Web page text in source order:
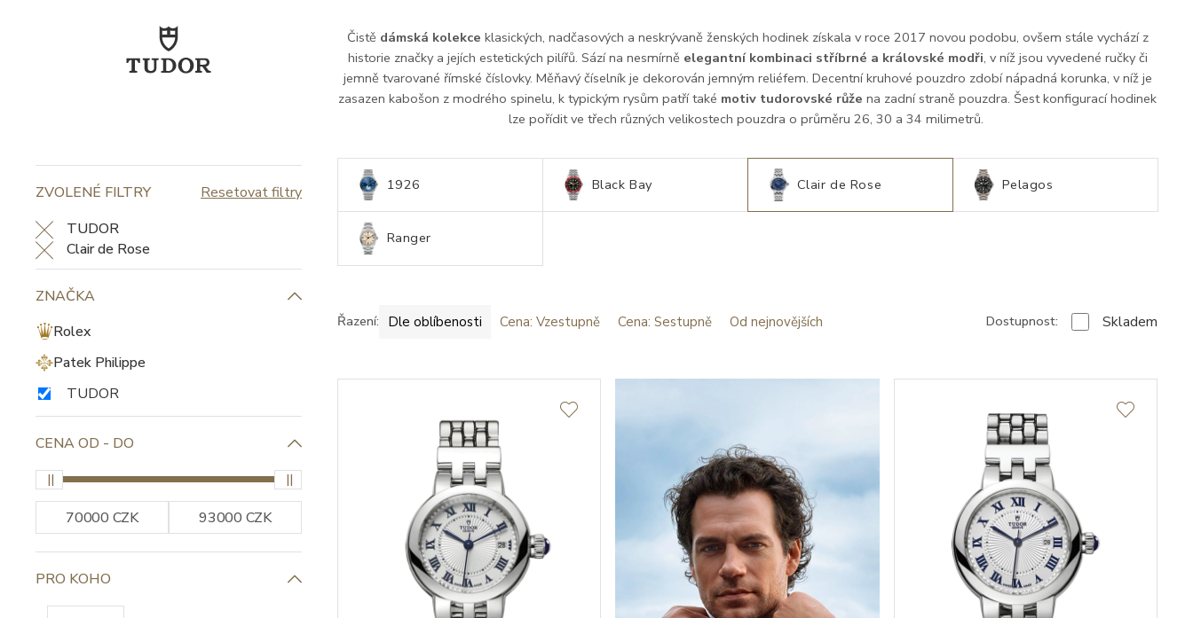
ZVOLENÉ FILTRY
Resetovat filtry
TUDOR
Clair de Rose
CENA OD - DO
ZNAČKA
Rolex
Patek Philippe
TUDOR
PRO KOHO
Čistě dámská kolekce klasických, nadčasových a neskrývaně ženských hodinek získala v roce 2017 novou podobu, ovšem stále vychází z
historie značky a jejích estetických pilířů. Sází na nesmírně elegantní kombinaci stříbrné a královské modři, v níž jsou vyvedené ručky či
jemně tvarované římské číslovky. Měňavý číselník je dekorován jemným reliéfem. Decentní kruhové pouzdro zdobí nápadná korunka, v níž je
zasazen kabošon z modrého spinelu, k typickým rysům patří také motiv tudorovské růže na zadní straně pouzdra. Šest konfigurací hodinek
lze pořídit ve třech různých velikostech pouzdra o průměru 26, 30 a 34 milimetrů.
1926 Black Bay Clair de Rose Pelagos
Ranger
Řazení: Dle oblíbenosti Cena: Vzestupně Cena: Sestupně Od nejnovějších Dostupnost: Skladem